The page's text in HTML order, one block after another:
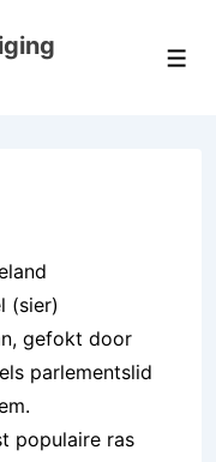
(sier)
gefokt door
parlementslid
populaire ras